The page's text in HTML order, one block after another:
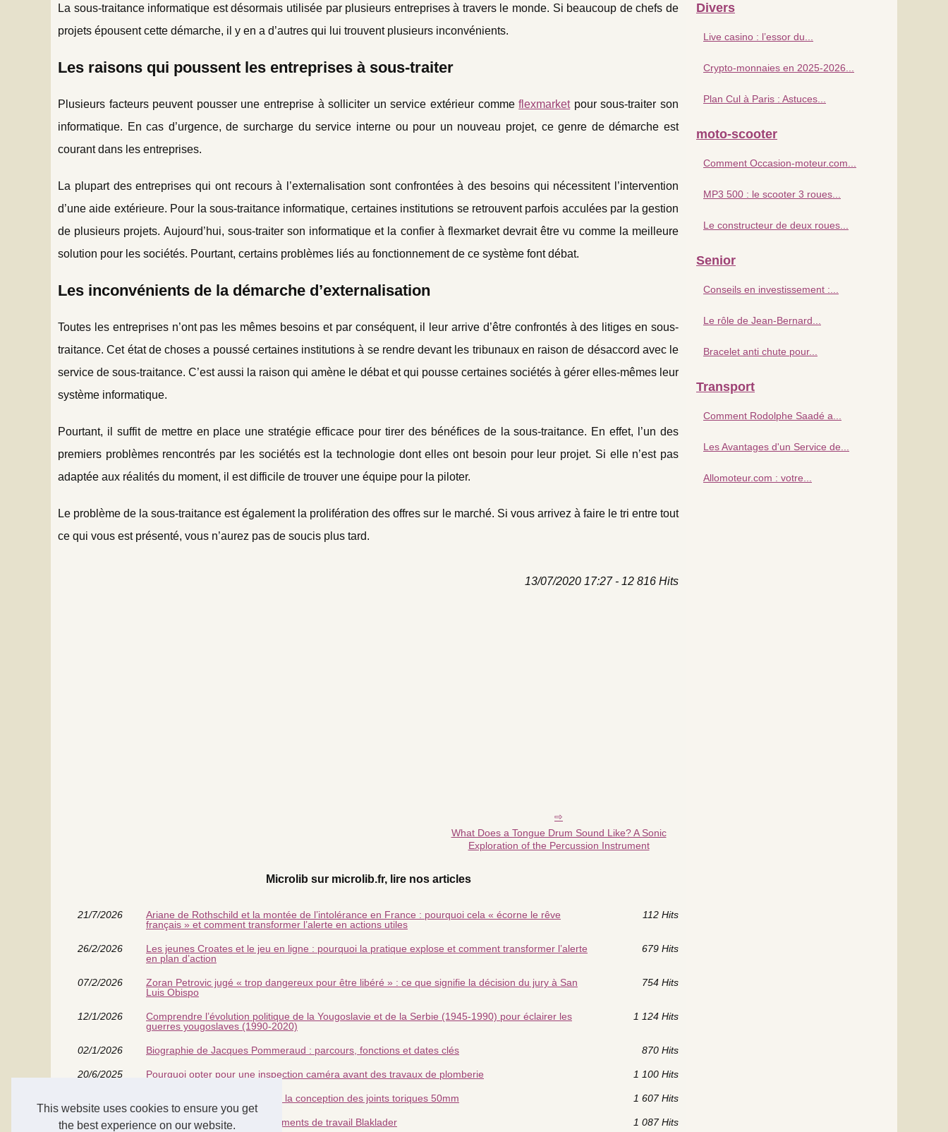
This website uses cookies to ensure you get
the best experience on our website.
La sous-traitance informatique est désormais utilisée par plusieurs entreprises à travers le monde. Si beaucoup de chefs de
projets épousent cette démarche, il y en a d’autres qui lui trouvent plusieurs inconvénients.
Les raisons qui poussent les entreprises à sous-traiter
Plusieurs facteurs peuvent pousser une entreprise à solliciter un service extérieur commeflexmarketpour sous-traiter son
informatique. En cas d’urgence, de surcharge du service interne ou pour un nouveau projet, ce genre de démarche est
courant dans les entreprises.
La plupart des entreprises qui ont recours à l’externalisation sont confrontées à des besoins qui nécessitent l’intervention
d’une aide extérieure. Pour la sous-traitance informatique, certaines institutions se retrouvent parfois acculées par la gestion
de plusieurs projets. Aujourd’hui, sous-traiter son informatique et la confier à flexmarket devrait être vu comme la meilleure
solution pour les sociétés. Pourtant, certains problèmes liés au fonctionnement de ce système font débat.
Les inconvénients de la démarche d’externalisation
Toutes les entreprises n’ont pas les mêmes besoins et par conséquent, il leur arrive d’être confrontés à des litiges en sous-
traitance. Cet état de choses a poussé certaines institutions à se rendre devant les tribunaux en raison de désaccord avec le
service de sous-traitance. C’est aussi la raison qui amène le débat et qui pousse certaines sociétés à gérer elles-mêmes leur
système informatique.
Pourtant, il suffit de mettre en place une stratégie efficace pour tirer des bénéfices de la sous-traitance. En effet, l’un des
premiers problèmes rencontrés par les sociétés est la technologie dont elles ont besoin pour leur projet. Si elle n’est pas
adaptée aux réalités du moment, il est difficile de trouver une équipe pour la piloter.
Le problème de la sous-traitance est également la prolifération des offres sur le marché. Si vous arrivez à faire le tri entre tout
ce qui vous est présenté, vous n’aurez pas de soucis plus tard.
13/07/2020 17:27 - 12 816 Hits
What Does a Tongue Drum Sound Like? A Sonic
Exploration of the Percussion Instrument
Microlib sur microlib.fr, lire nos articles
21/7/2026
Ariane de Rothschild et la montée de l’intolérance en France : pourquoi cela « écorne le rêve
français » et comment transformer l’alerte en actions utiles
112 Hits
26/2/2026
Les jeunes Croates et le jeu en ligne : pourquoi la pratique explose et comment transformer l’alerte
en plan d’action
679 Hits
07/2/2026
Zoran Petrovic jugé « trop dangereux pour être libéré » : ce que signifie la décision du jury à San
Luis Obispo
754 Hits
12/1/2026
Comprendre l’évolution politique de la Yougoslavie et de la Serbie (1945‑1990) pour éclairer les
guerres yougoslaves (1990‑2020)
1 124 Hits
02/1/2026 Biographie de Jacques Pommeraud : parcours, fonctions et dates clés 870 Hits
20/6/2025 Pourquoi opter pour une inspection caméra avant des travaux de plomberie 1 100 Hits
Les innovations récentes dans la conception des joints toriques 50mm 1 607 Hits
02/6/2025 Entretien et longévité des vêtements de travail Blaklader 1 087 Hits
Divers
Live casino : l’essor du...
Crypto-monnaies en 2025-2026...
Plan Cul à Paris : Astuces...
moto-scooter
Comment Occasion-moteur.com...
MP3 500 : le scooter 3 roues...
Le constructeur de deux roues...
Senior
Conseils en investissement :...
Le rôle de Jean-Bernard...
Bracelet anti chute pour...
Transport
Comment Rodolphe Saadé a...
Les Avantages d'un Service de...
Allomoteur.com : votre...